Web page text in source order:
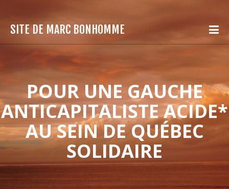
SITE DE MARC BONHOMME
POUR UNE GAUCHE
ANTICAPITALISTE ACIDE*
AU SEIN DE QUÉBEC
SOLIDAIRE